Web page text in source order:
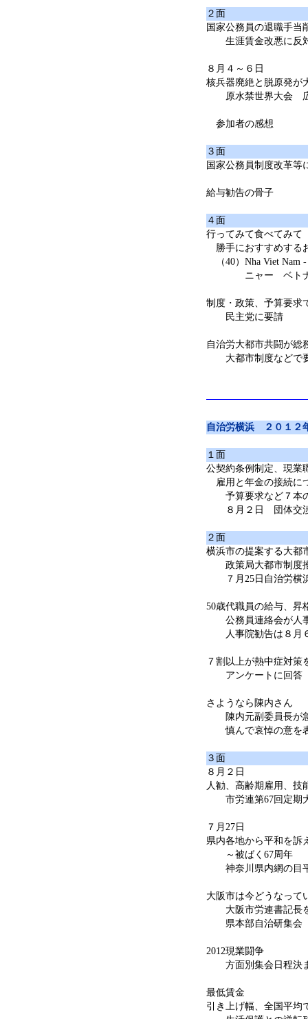
２面
国家公務員の退職手当
生涯賃金改悪に反
８月４～６日
核兵器廃絶と脱原発が
原水禁世界大会
参加者の感想
３面
国家公務員制度改革等
給与勧告の骨子
４面
行ってみて食べてみて
勝手におすすめする
（40）Nha Viet Nam
ニャー ベトナ
制度・政策、予算要求
民主党に要請
自治労大都市共闘が総
大都市制度などで
自治労横浜 ２０１２
１面
公契約条例制定、現業
雇用と年金の接続に
予算要求など７本
８月２日 団体交
２面
横浜市の提案する大都
政策局大都市制度
７月25日自治労横
50歳代職員の給与、昇
公務員連絡会が人
人事院勧告は８月
７割以上が熱中症対策
アンケートに回答
さようなら陳内さん
陳内元副委員長が
慎んで哀悼の意を
３面
８月２日
人勧、高齢期雇用、技
市労連第67回定期
７月27日
県内各地から平和を訴
～被ばく67周年
神奈川県内網の目
大阪市は今どうなって
大阪市労連書記長
県本部自治研集会
2012現業闘争
方面別集会日程決
最低賃金
引き上げ幅、全国平均